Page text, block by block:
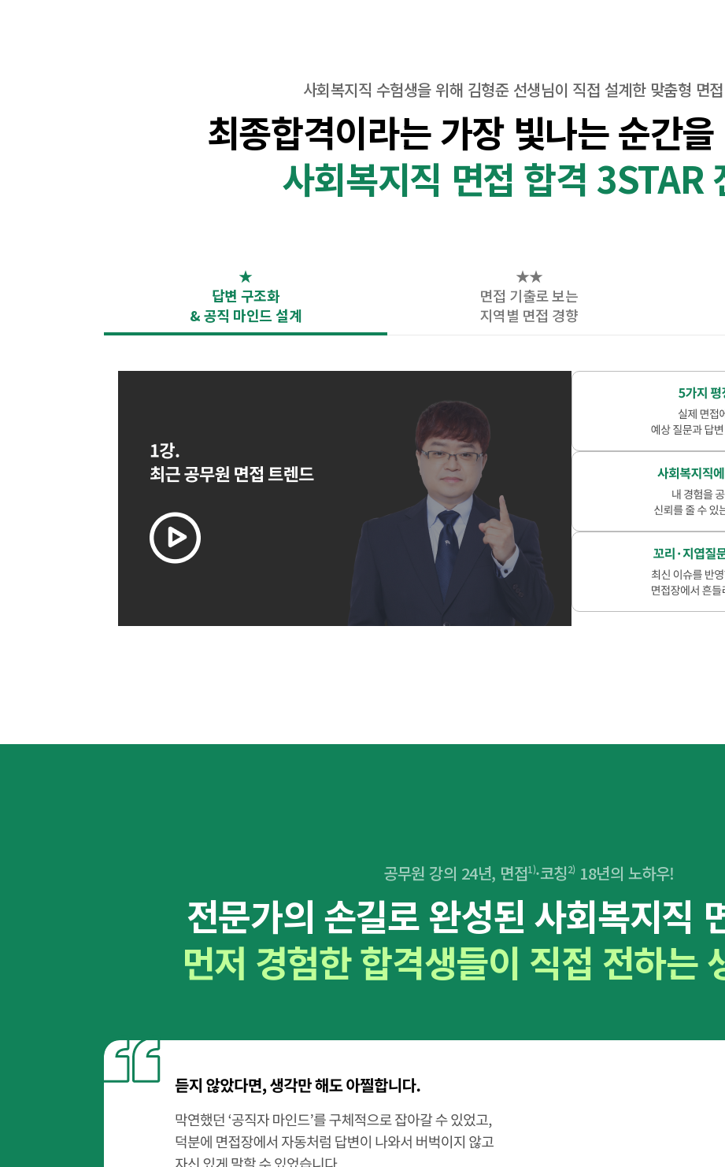
사회복지직 수험생을 위해 김형준 선생님이 직접 설계한 맞춤형 면
최종합격이라는가장 빛나는 순간
사회복지직 면접 합격 3STAR
★
답변 구조화
& 공직 마인드 설계
★★
면접 기출로 보는
지역별 면접 경향
공무원 강의 24년, 면접1)·코칭2)18년의 노하우!
전문가의 손길로 완성된사회복지직
먼저 경험한 합격생들이 직접 전하는